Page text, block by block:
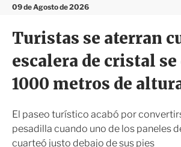
n
09 de Agosto de 2026
i
Turistas se aterran
escalera de cristal se
1000 metros de
El paseo turístico acabó por
pesadilla cuando uno de los paneles
cuarteó justo debajo de sus pies